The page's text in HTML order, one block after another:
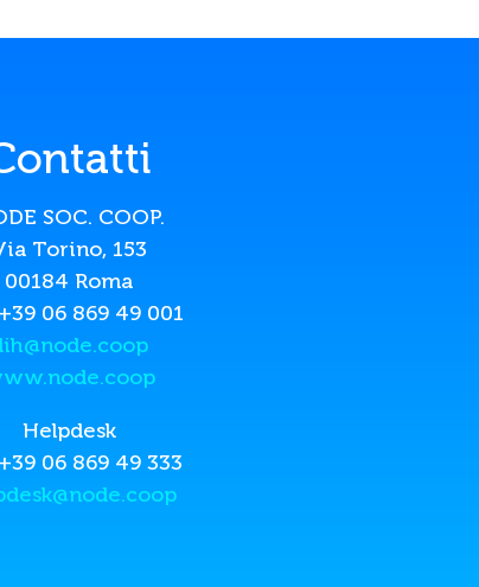
SOC. COOP.
Torino, 153
00184 Roma
06 869 49 001
Helpdesk
06 869 49 333